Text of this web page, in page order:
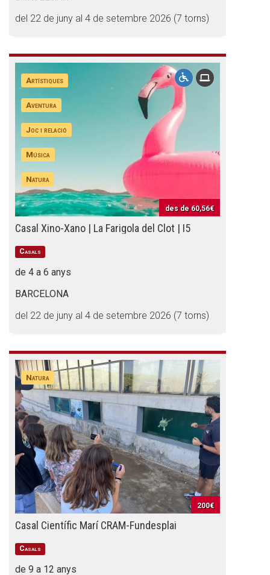
del 22 de juny al 4 de setembre 2026 (7 torns)
Artístiques
Aventura
Joc i relació
Música
Natura
des de 60,56€
Casal Xino-Xano | La Farigola del Clot | I5
Casals
de 4 a 6 anys
BARCELONA
del 22 de juny al 4 de setembre 2026 (7 torns)
Natura
200€
Casal Científic Marí CRAM-Fundesplai
Casals
de 9 a 12 anys